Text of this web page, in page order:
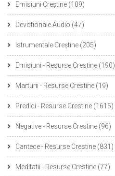
Emisiuni Creștine (109)
Devotionale Audio (47)
Istrumentale Creștine (205)
Emisiuni - Resurse Crestine (190)
Marturii - Resurse Crestine (19)
Predici - Resurse Crestine (1615)
Negative - Resurse Crestine (96)
Cantece - Resurse Crestine (831)
Meditatii - Resurse Crestine (77)